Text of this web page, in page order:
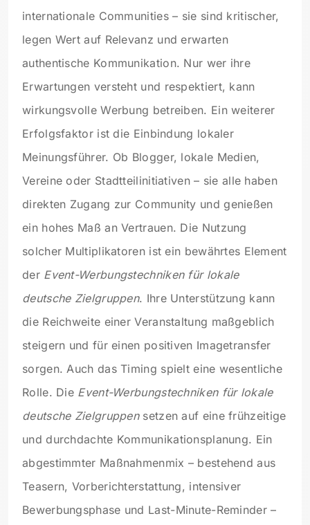
internationale Communities – sie sind kritischer,
legen Wert auf Relevanz und erwarten
authentische Kommunikation. Nur wer ihre
Erwartungen versteht und respektiert, kann
wirkungsvolle Werbung betreiben. Ein weiterer
Erfolgsfaktor ist die Einbindung lokaler
Meinungsführer. Ob Blogger, lokale Medien,
Vereine oder Stadtteilinitiativen – sie alle haben
direkten Zugang zur Community und genießen
ein hohes Maß an Vertrauen. Die Nutzung
solcher Multiplikatoren ist ein bewährtes Element
der Event-Werbungstechniken für lokale
deutsche Zielgruppen. Ihre Unterstützung kann
die Reichweite einer Veranstaltung maßgeblich
steigern und für einen positiven Imagetransfer
sorgen. Auch das Timing spielt eine wesentliche
Rolle. Die Event-Werbungstechniken für lokale
deutsche Zielgruppensetzen auf eine frühzeitige
und durchdachte Kommunikationsplanung. Ein
abgestimmter Maßnahmenmix – bestehend aus
Teasern, Vorberichterstattung, intensiver
Bewerbungsphase und Last-Minute-Reminder –